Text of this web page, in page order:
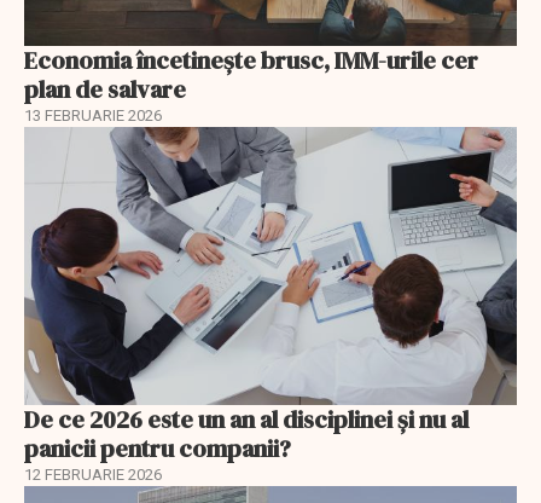
Economia încetinește brusc, IMM-urile cer
plan de salvare
13 FEBRUARIE 2026
De ce 2026 este un an al disciplinei și nu al
panicii pentru companii?
12 FEBRUARIE 2026